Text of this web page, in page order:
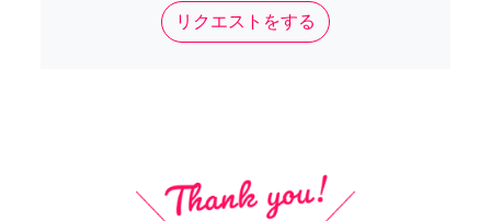
リクエストをする